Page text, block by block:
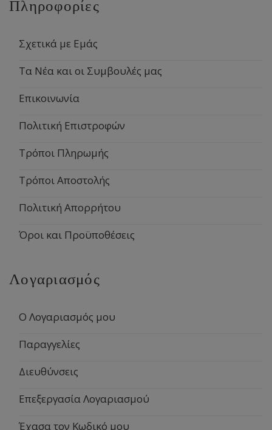
Πληροφορίες
Σχετικά με Εμάς
Τα Νέα και οι Συμβουλές μας
Επικοινωνία
Πολιτική Επιστροφών
Τρόποι Πληρωμής
Τρόποι Αποστολής
Πολιτική Απορρήτου
Όροι και Προϋποθέσεις
Λογαριασμός
Ο Λογαριασμός μου
Παραγγελίες
Διευθύνσεις
Επεξεργασία Λογαριασμού
Έχασα τον Κωδικό μου